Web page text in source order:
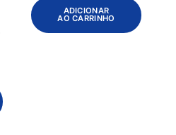
ADICIONAR
AO CARRINHO